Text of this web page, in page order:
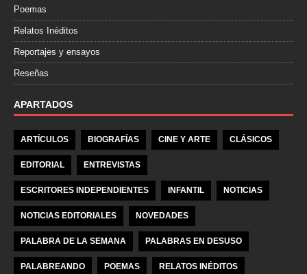
Poemas
Relatos Inéditos
Reportajes y ensayos
Reseñas
APARTADOS
ARTÍCULOS BIOGRAFÍAS CINE Y ARTE CLÁSICOS
EDITORIAL ENTREVISTAS
ESCRITORES INDEPENDIENTES INFANTIL NOTICIAS
NOTICIAS EDITORIALES NOVEDADES
PALABRA DE LA SEMANA PALABRAS EN DESUSO
PALABREANDO POEMAS RELATOS INÉDITOS